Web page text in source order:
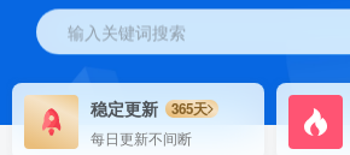
输入关键词搜索
稳定更新
365天
每日更新不间断